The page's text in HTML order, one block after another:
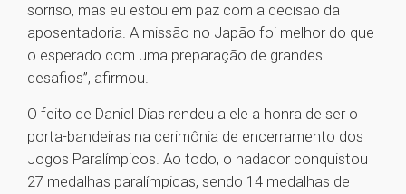
sorriso, mas eu estou em paz com a decisão da
aposentadoria. A missão no Japão foi melhor do que
o esperado com uma preparação de grandes
desafios”, afirmou.
O feito de Daniel Dias rendeu a ele a honra de ser o
porta-bandeiras na cerimônia de encerramento dos
Jogos Paralímpicos. Ao todo, o nadador conquistou
27 medalhas paralímpicas, sendo 14 medalhas de